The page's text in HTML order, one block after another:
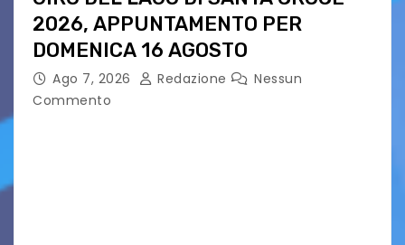
2026, APPUNTAMENTO PER
DOMENICA 16 AGOSTO
Ago 7, 2026 Redazione
Nessun
Commento